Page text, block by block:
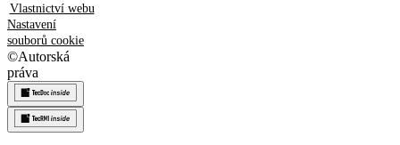
Vlastnictví webu
Nastavení
souborů cookie
©Autorská
práva